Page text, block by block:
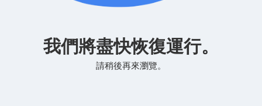
我們將盡快恢復運行。
請稍後再來瀏覽。